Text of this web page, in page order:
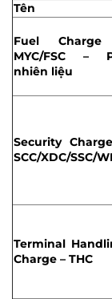
Tên
Fuel
MYC/FSC –
nhiên liệu
Security
SCC/XDC/SSC/
Terminal
Charge – THC